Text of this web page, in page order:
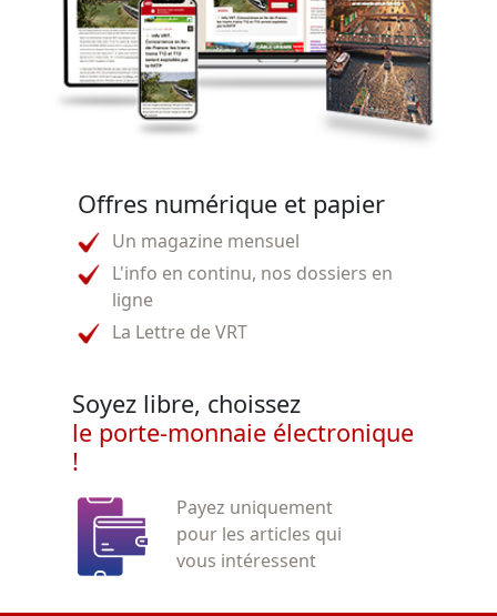
Offres numérique et papier
Un magazine mensuel
L'info en continu, nos dossiers en
ligne
La Lettre de VRT
Soyez libre, choissez
le porte-monnaie électronique
!
Payez uniquement
pour les articles qui
vous intéressent